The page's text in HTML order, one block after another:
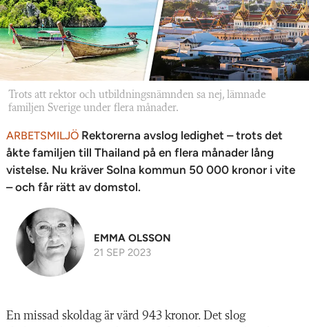
Trots att rektor och utbildningsnämnden sa nej, lämnade
familjen Sverige under flera månader.
ARBETSMILJÖ Rektorerna avslog ledighet – trots det
åkte familjen till Thailand på en flera månader lång
vistelse. Nu kräver Solna kommun 50 000 kronor i vite
– och får rätt av domstol.
EMMA OLSSON
21 SEP 2023
En missad skoldag är värd 943 kronor. Det slog